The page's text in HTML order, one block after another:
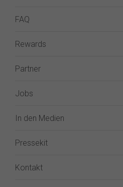
FAQ
Rewards
Partner
Jobs
In den Medien
Pressekit
Kontakt